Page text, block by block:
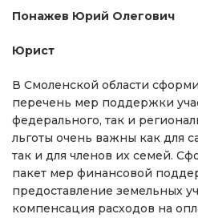
Понажев Юрий Олегович
Юрист
В Смоленской области
перечень мер поддержки
федерального, так и
льготы очень важны как для
так и для членов их семей.
пакет мер финансовой
предоставление земельных
компенсация расходов на